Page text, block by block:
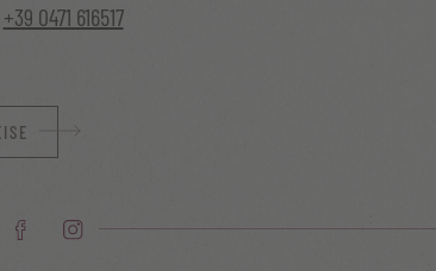
+39 0471 616517